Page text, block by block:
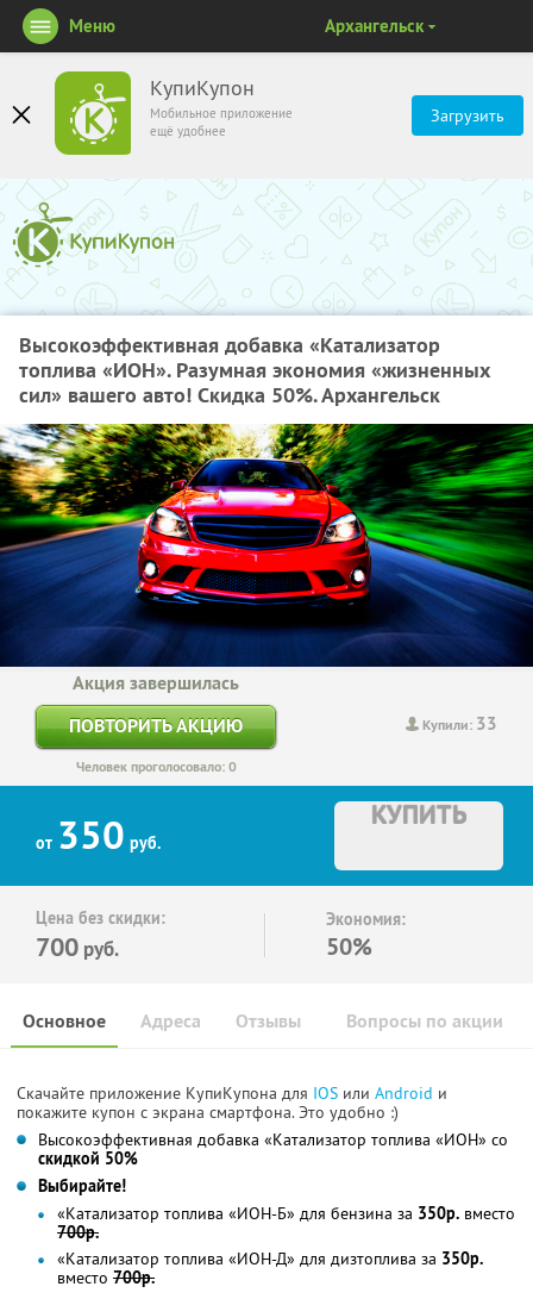
КупиКупон
Мобильное приложение
ещё удобнее
Загрузить
Меню Архангельск
Высокоэффективная добавка «Катализатор
топлива «ИОН». Разумная экономия «жизненных
сил» вашего авто! Скидка 50%. Архангельск
Купили: 33
Акция завершилась
ПОВТОРИТЬ АКЦИЮ
Человек проголосовало: 0
от 350 руб.
КУПИТЬ
Цена без скидки:
700 руб.
Экономия:
50%
Основное Отзывы Вопросы по акции
Адреса
Скачайте приложение КупиКупона для IOS или Android и
покажите купон с экрана смартфона. Это удобно :)
Высокоэффективная добавка «Катализатор топлива «ИОН» со
скидкой 50%
Выбирайте!
«Катализатор топлива «ИОН-Б» для бензина за 350р. вместо
700р.
«Катализатор топлива «ИОН-Д» для дизтоплива за 350р.
вместо 700р.